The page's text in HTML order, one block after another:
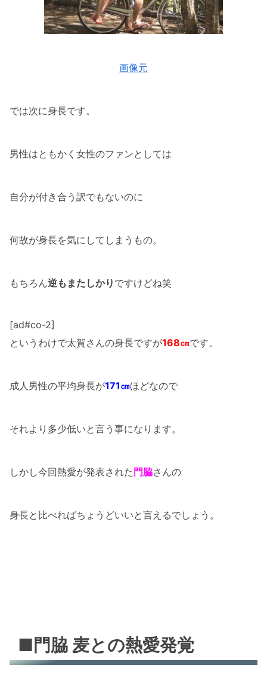
画像元
では次に身長です。
男性はともかく女性のファンとしては
自分が付き合う訳でもないのに
何故が身長を気にしてしまうもの。
もちろん逆もまたしかり ですけどね笑
[ad#co-2]
というわけで太賀さんの身長ですが168㎝です。
成人男性の平均身長が171㎝ほどなので
それより多少低いと言う事になります。
しかし今回熱愛が発表された門脇さんの
身長と比べればちょうどいいと言えるでしょう。
■門脇 麦との熱愛発覚